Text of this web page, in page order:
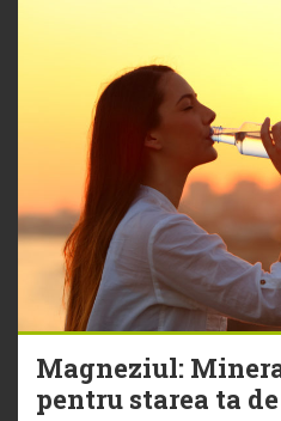
Magneziul:
pentru starea ta